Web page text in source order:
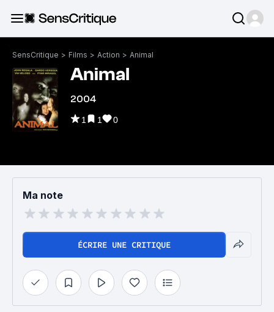
SensCritique > Films > Action > Animal
Animal
2004
1 1 0
Ma note
ÉCRIRE UNE CRITIQUE